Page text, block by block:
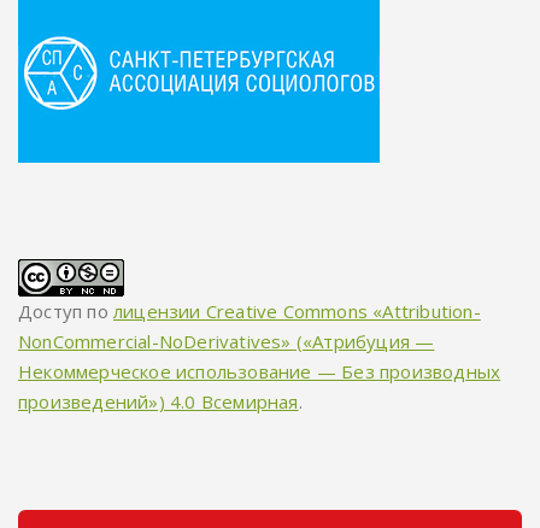
Доступ полицензии Creative Commons «Attribution-
NonCommercial-NoDerivatives» («Атрибуция —
Некоммерческое использование — Без производных
произведений») 4.0 Всемирная.